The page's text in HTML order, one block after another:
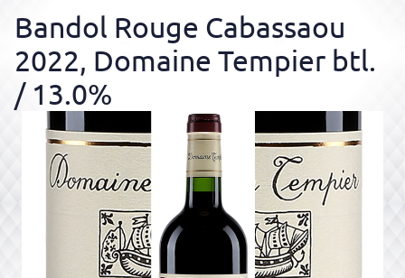
Bandol Rouge Cabassaou
2022, Domaine Tempier btl.
/ 13.0%